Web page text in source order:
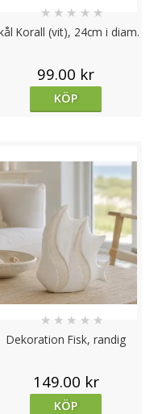
Korall (vit), 24cm i diam.
★ ★ ★ ★ ★
99.00 kr
KÖP
Dekoration Fisk, randig
★ ★ ★ ★ ★
149.00 kr
KÖP